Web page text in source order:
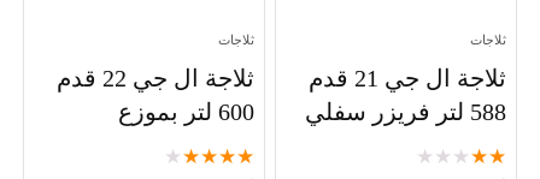
ثلاجات
ثلاجة ال جي 21 قدم
588 لتر فريزر سفلي
★
★
★
★
★
ثلاجات
ثلاجة ال جي 22 قدم
600 لتر بموزع
★
★
★
★
★